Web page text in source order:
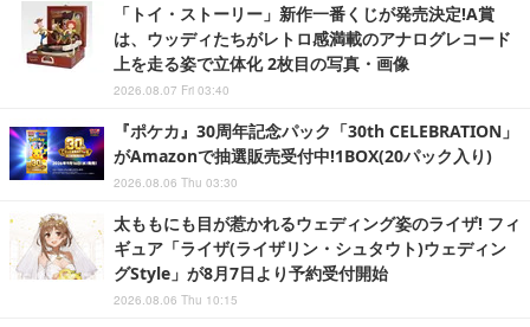
「トイ・ストーリー」新作一番くじが発売決定!A賞
は、ウッディたちがレトロ感満載のアナログレコード
上を走る姿で立体化 2枚目の写真・画像
2026.08.07 Fri 03:40
『ポケカ』30周年記念パック「30th CELEBRATION」
がAmazonで抽選販売受付中!1BOX(20パック入り)
2026.08.06 Thu 03:30
太ももにも目が惹かれるウェディング姿のライザ! フィ
ギュア「ライザ(ライザリン・シュタウト)ウェディン
グStyle」が8月7日より予約受付開始
2026.08.06 Thu 10:15